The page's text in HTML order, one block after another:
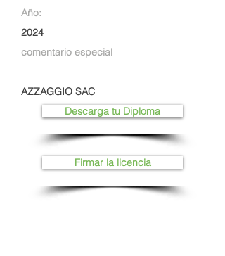
Año:
2024
comentario especial
AZZAGGIO SAC
Descarga tu Diploma
Firmar la licencia